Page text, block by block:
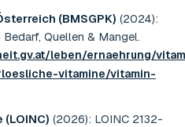
(BMSGPK) (2024):
Quellen & Mangel.
leben/ernaehrung/
vitamine/vitamin-
(2026): LOINC 2132-